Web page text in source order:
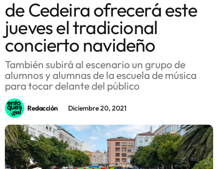
Memoria Histórica
Gastronomía
Escenarios
Sostenibilidad
Innova
de Cedeira ofrecerá este
jueves el tradicional
concierto navideño
También subirá al escenario un grupo de
alumnos y alumnas de la escuela de música
para tocar delante del público
Redacción Diciembre 20, 2021